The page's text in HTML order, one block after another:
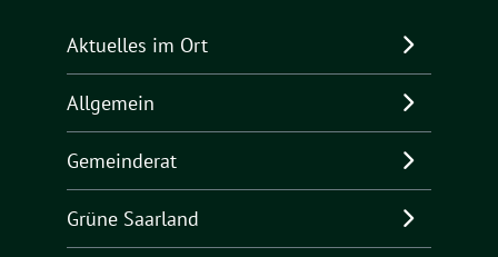
Aktuelles im Ort
Allgemein
Gemeinderat
Grüne Saarland